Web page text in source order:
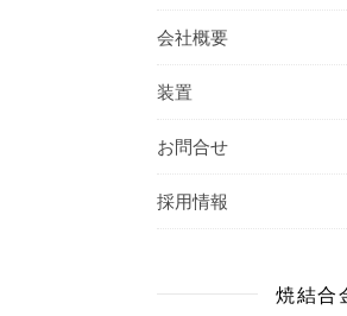
会社概要
装置
お問合せ
採用情報
焼結合